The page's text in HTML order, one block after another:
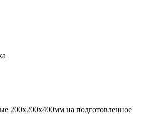
200х200х400мм на подготовленное